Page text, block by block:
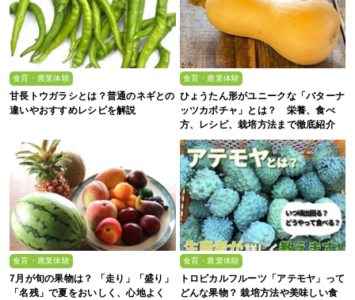
食育・農業体験
甘長トウガラシとは？普通のネギとの
違いやおすすめレシピを解説
食育・農業体験
ひょうたん形がユニークな「バターナ
ッツカボチャ」とは？ 栄養、食べ
方、レシピ、栽培方法まで徹底紹介
食育・農業体験
7月が旬の果物は？ 「走り」「盛り」
「名残」で夏をおいしく、心地よく
食育・農業体験
トロピカルフルーツ「アテモヤ」って
どんな果物？ 栽培方法や美味しい食